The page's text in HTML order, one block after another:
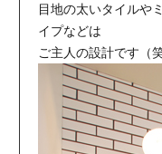
目地の太いタイルや
イプなどは
ご主人の設計です（笑